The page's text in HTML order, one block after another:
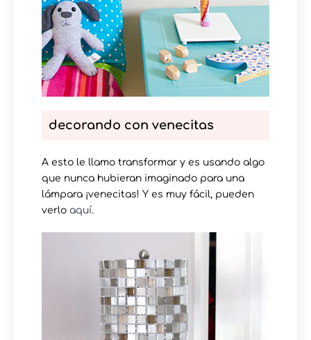
decorando con venecitas
A esto le llamo transformar y es usando algo
que nunca hubieran imaginado para una
lámpara ¡venecitas! Y es muy fácil, pueden
verlo aquí.